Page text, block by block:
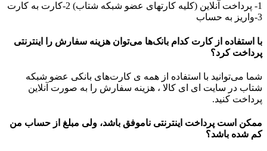
1- پرداخت آنلاین (کلیه کارتهای عضو شبکه شتاب) 2-کارت به کارت
3-واریز به حساب
با استفاده از کارت کدام بانک‌ها می‌توان هزینه سفارش را اینترنتی
پرداخت کرد؟
شما می‌توانید با استفاده از همه ی کارت‏‌های بانکی عضو شبکه
شتاب در سایت ای ای کالا ، هزینه سفارش را به صورت آنلاین
پرداخت کنید.
ممکن است پرداخت اینترنتی ناموفق باشد، ولی مبلغ از حساب من
کم شده باشد؟